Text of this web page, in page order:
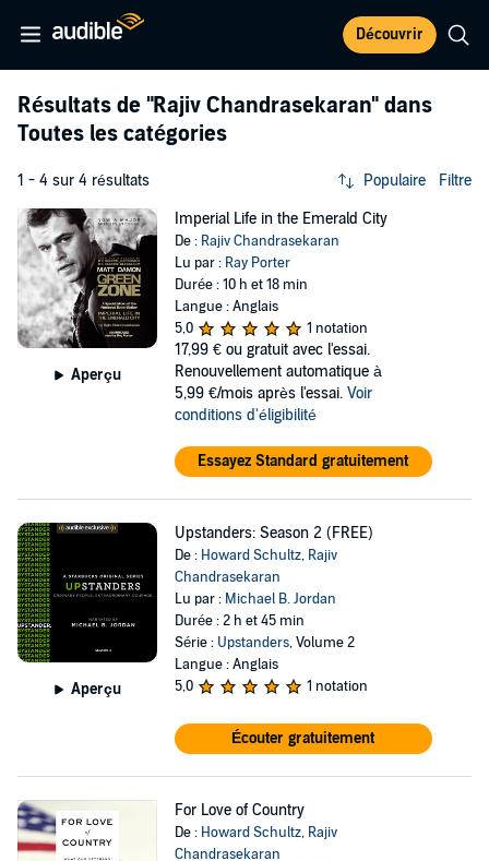
Découvrir
Résultats de "Rajiv Chandrasekaran" dans
Toutes les catégories
1 - 4 sur 4 résultats Populaire Filtre
Aperçu
Imperial Life in the Emerald City
De : Rajiv Chandrasekaran
Lu par : Ray Porter
Durée : 10 h et 18 min
Langue : Anglais
5,0
1 notation
17,99 € ou gratuit avec l'essai.
Renouvellement automatique à
5,99 €/mois après l'essai. Voir
conditions d'éligibilité
Essayez Standard gratuitement
Aperçu
Upstanders: Season 2 (FREE)
De : Howard Schultz, Rajiv
Chandrasekaran
Lu par : Michael B. Jordan
Durée : 2 h et 45 min
Série : Upstanders, Volume 2
Langue : Anglais
5,0
1 notation
Écouter gratuitement
For Love of Country
De : Howard Schultz, Rajiv
Chandrasekaran